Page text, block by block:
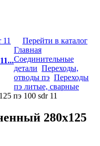
Перейти в каталог
Главная
Соединительные
детали Переходы,
отводы пэ Переходы
пэ литые, сварные
пэ 100 sdr 11
280x125